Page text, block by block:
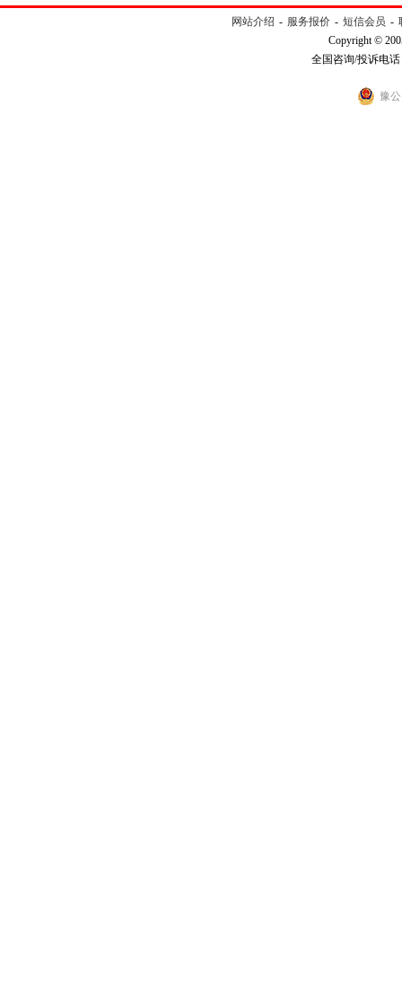
网站介绍 - 服务报价 - 短信会员 -
Copyright ©
全国咨询/投诉电话
豫